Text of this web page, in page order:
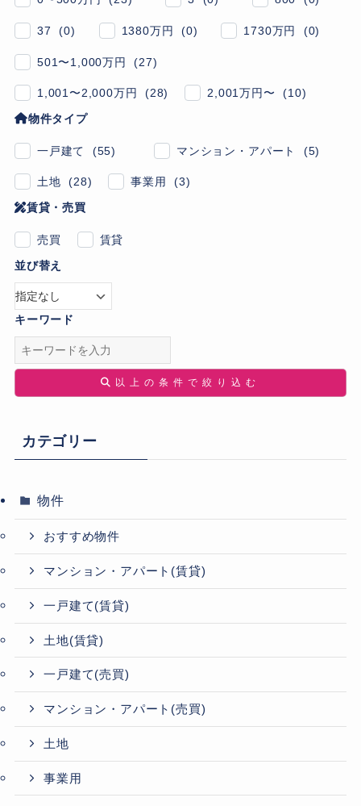
37 (0) 1380万円 (0) 1730万円 (0)
501〜1,000万円 (27)
1,001〜2,000万円 (28) 2,001万円〜 (10)
物件タイプ
一戸建て (55) マンション・アパート (5)
土地 (28) 事業用 (3)
賃貸・売買
売買 賃貸
並び替え
キーワード
以上の条件で絞り込む
カテゴリー
物件
おすすめ物件
マンション・アパート(賃貸)
一戸建て(賃貸)
土地(賃貸)
一戸建て(売買)
マンション・アパート(売買)
土地
事業用